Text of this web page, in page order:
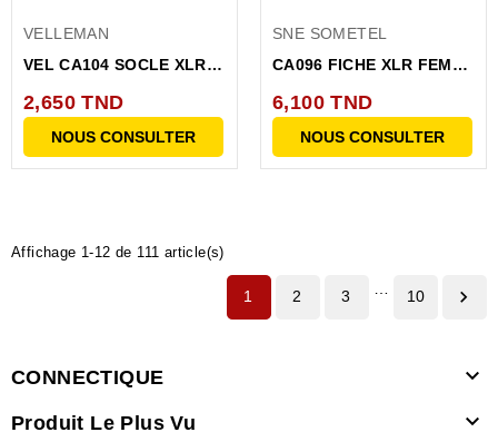
VELLEMAN
VEL CA104 SOCLE XLR
BROCHES...
2,650 TND
NOUS CONSULTER
SNE SOMETEL
CA096 FICHE XLR FEM
6,100 TND
NOUS CONSULTER
Affichage 1-12 de 111 article(s)
1 2 3 … 10 
CONNECTIQUE 
Produit Le Plus Vu 